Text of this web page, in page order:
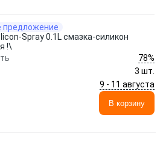
предложение
Spray 0.1L смазка-силикон
!\
78%
3 шт.
9 - 11 августа
В корзину